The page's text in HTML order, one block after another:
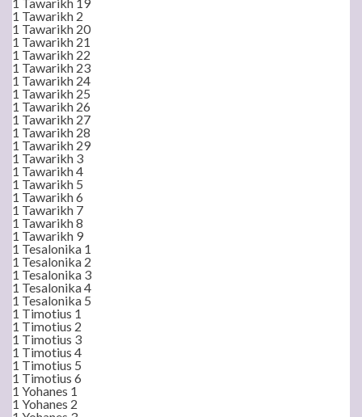
1 Tawarikh 2
1 Tawarikh 20
1 Tawarikh 21
1 Tawarikh 22
1 Tawarikh 23
1 Tawarikh 24
1 Tawarikh 25
1 Tawarikh 26
1 Tawarikh 27
1 Tawarikh 28
1 Tawarikh 29
1 Tawarikh 3
1 Tawarikh 4
1 Tawarikh 5
1 Tawarikh 6
1 Tawarikh 7
1 Tawarikh 8
1 Tawarikh 9
1 Tesalonika 1
1 Tesalonika 2
1 Tesalonika 3
1 Tesalonika 4
1 Tesalonika 5
1 Timotius 1
1 Timotius 2
1 Timotius 3
1 Timotius 4
1 Timotius 5
1 Timotius 6
1 Yohanes 1
1 Yohanes 2